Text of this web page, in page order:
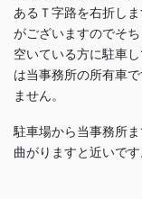
あるＴ字路を右折し
がございますのでそ
空いている方に駐車
は当事務所の所有車
ません。
駐車場から当事務所
曲がりますと近いです